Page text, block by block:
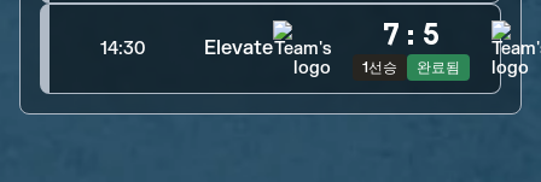
14:30 Elevate 7 : 5
1선승 완료됨